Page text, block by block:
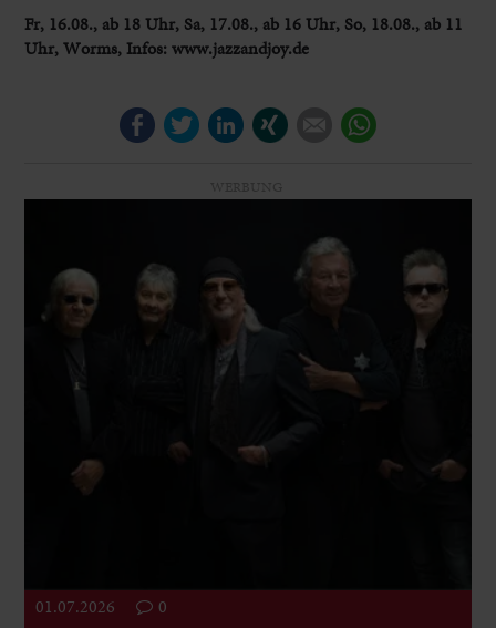
Fr, 16.08., ab 18 Uhr, Sa, 17.08., ab 16 Uhr, So, 18.08., ab 11
Uhr, Worms, Infos: www.jazzandjoy.de
FacebookTwitterLinkedIn E-mail
01.07.2026 0